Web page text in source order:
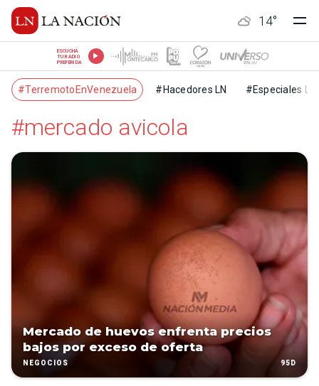
14°
ESCUCHÁ
TU RADIO
PREFERIDA
#TerremotoEnVenezuela #Hacedores LN #Especiales LN
#mercado avicola
Mercado de huevos enfrenta precios
bajos por exceso de oferta
NEGOCIOS 95D